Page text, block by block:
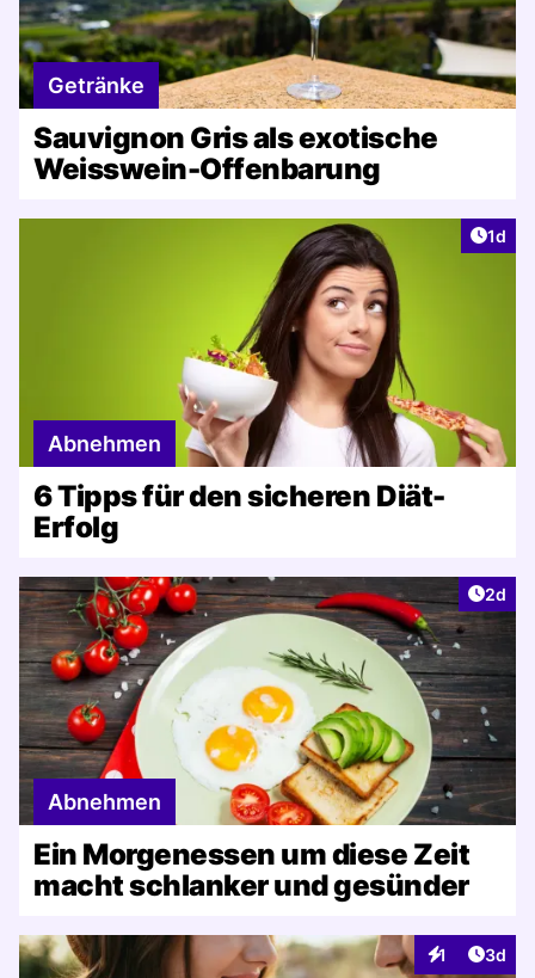
Getränke
Sauvignon Gris als exotische
Weisswein-Offenbarung
1d
Abnehmen
6 Tipps für den sicheren Diät-
Erfolg
2d
Abnehmen
Ein Morgenessen um diese Zeit
macht schlanker und gesünder
1
Interaktionen
3d